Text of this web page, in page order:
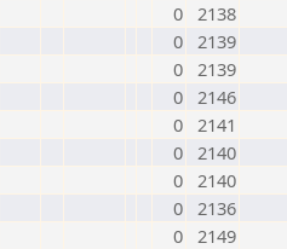
0 2138
0 2139
0 2139
0 2146
0 2141
0 2140
0 2140
0 2136
0 2149